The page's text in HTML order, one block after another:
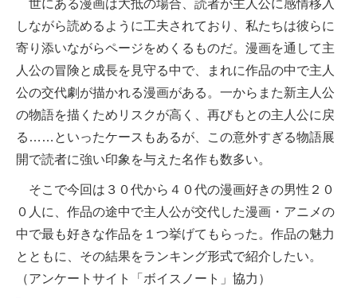
世にある漫画は大抵の場合、読者が主人公に感情移入
しながら読めるように工夫されており、私たちは彼らに
寄り添いながらページをめくるものだ。漫画を通して主
人公の冒険と成長を見守る中で、まれに作品の中で主人
公の交代劇が描かれる漫画がある。一からまた新主人公
の物語を描くためリスクが高く、再びもとの主人公に戻
る……といったケースもあるが、この意外すぎる物語展
開で読者に強い印象を与えた名作も数多い。
そこで今回は３０代から４０代の漫画好きの男性２０
０人に、作品の途中で主人公が交代した漫画・アニメの
中で最も好きな作品を１つ挙げてもらった。作品の魅力
とともに、その結果をランキング形式で紹介したい。
（アンケートサイト「ボイスノート」協力）